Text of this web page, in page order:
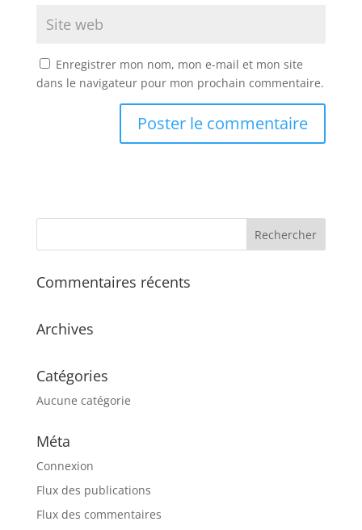
Enregistrer mon nom, mon e-mail et mon site
dans le navigateur pour mon prochain commentaire.
Commentaires récents
Archives
Catégories
Aucune catégorie
Méta
Connexion
Flux des publications
Flux des commentaires